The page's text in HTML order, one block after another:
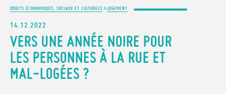
DROITS ÉCONOMIQUES, SOCIAUX ET CULTURELS >LOGEMENT
14.12.2022
VERS UNE ANNÉE NOIRE POUR
LES PERSONNES À LA RUE ET
MAL-LOGÉES ?